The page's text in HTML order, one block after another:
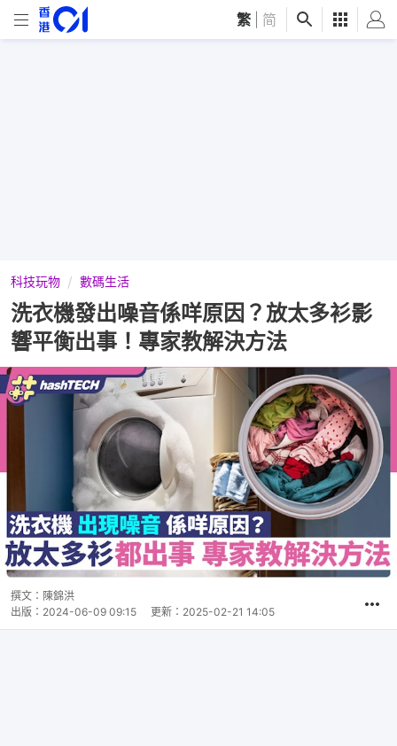
繁 简
科技玩物 數碼生活
洗衣機發出噪音係咩原因？放太多衫影
響平衡出事！專家教解決方法
撰文： 陳錦洪
出版： 2024-06-09 09:15 更新： 2025-02-21 14:05